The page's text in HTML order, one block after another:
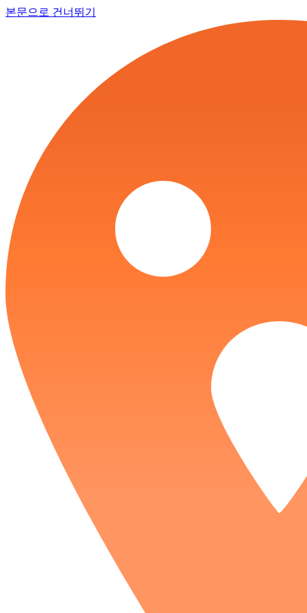
본문으로 건너뛰기